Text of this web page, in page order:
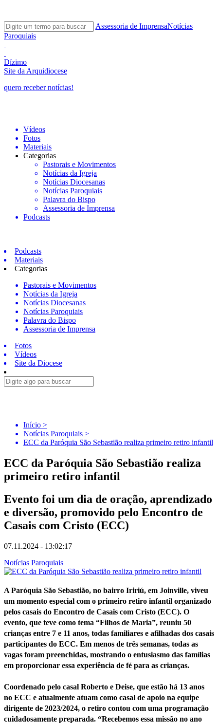
Assessoria de ImprensaNotícias
Paroquiais
Dízimo
Site da Arquidiocese
quero receber notícias!
Vídeos
Fotos
Materiais
Categorias
Pastorais e Movimentos
Notícias da Igreja
Notícias Diocesanas
Notícias Paroquiais
Palavra do Bispo
Assessoria de Imprensa
Podcasts
Podcasts
Materiais
Categorias
Pastorais e Movimentos
Notícias da Igreja
Notícias Diocesanas
Notícias Paroquiais
Palavra do Bispo
Assessoria de Imprensa
Fotos
Vídeos
Site da Diocese
Início >
Notícias Paroquiais >
ECC da Paróquia São Sebastião realiza primeiro retiro infantil
ECC da Paróquia São Sebastião realiza
primeiro retiro infantil
Evento foi um dia de oração, aprendizado
e diversão, promovido pelo Encontro de
Casais com Cristo (ECC)
07.11.2024 - 13:02:17
Notícias Paroquiais
AParóquia São Sebastião, no bairro Iririú, em Joinville, viveu
um momento especial com o primeiro retiro infantil organizado
pelos casais do Encontro de Casais com Cristo (ECC). O
evento, que teve como tema “Filhos de Maria”, reuniu 50
crianças entre 7 e 11 anos, todas familiares e afilhadas dos casais
participantes do ECC. Em menos de três semanas, todas as
vagas foram preenchidas, mostrando o entusiasmo das famílias
em proporcionar essa experiência de fé para as crianças.
Coordenado pelo casal Roberto e Deise, que estão há 13 anos
no ECC e atualmente atuam como casal de apoio na equipe
dirigente de 2023/2024, o retiro contou com uma programação
cuidadosamente preparada. “Recebemos essa missão no ano